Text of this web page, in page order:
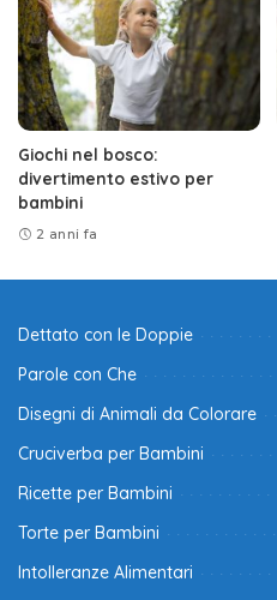
Giochi nel bosco:
divertimento estivo per
bambini
2 anni fa
Dettato con le Doppie
Parole con Che
Disegni di Animali da Colorare
Cruciverba per Bambini
Ricette per Bambini
Torte per Bambini
Intolleranze Alimentari